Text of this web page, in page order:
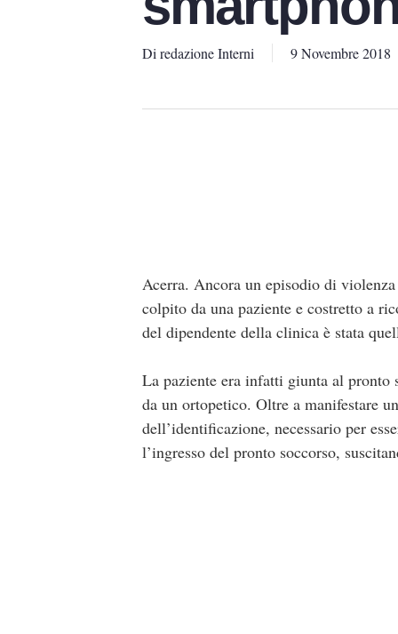
Di redazione Interni 9 Novembre 2018
Acerra. Ancora un episodio di
colpito da una paziente e costretto a
del dipendente della clinica è stata
La paziente era infatti giunta al pronto
da un ortopetico. Oltre a manifestare
dell’identificazione, necessario per
l’ingresso del pronto soccorso,